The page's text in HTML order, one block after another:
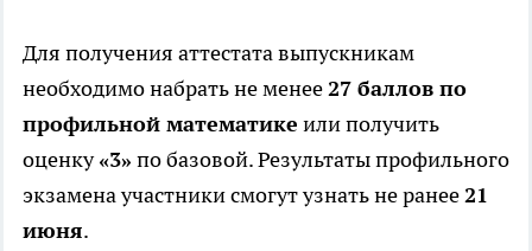
Для получения аттестата выпускникам
необходимо набрать не менее27 баллов по
профильной математике или получить
оценку«3» по базовой. Результаты профильного
экзамена участники смогут узнать не ранее21
июня.